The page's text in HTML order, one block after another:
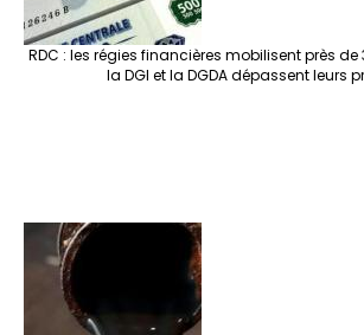
RDC : les régies financières mobilisent près de
la DGI et la DGDA dépassent leurs